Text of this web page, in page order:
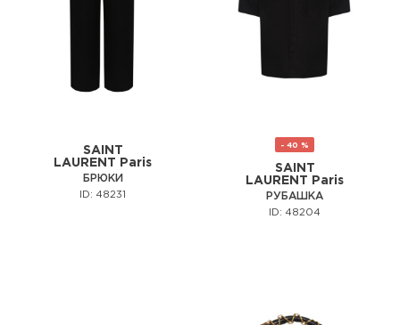
SAINT
LAURENT Paris
БРЮКИ
ID: 48231
- 40 %
SAINT
LAURENT Paris
РУБАШКА
ID: 48204